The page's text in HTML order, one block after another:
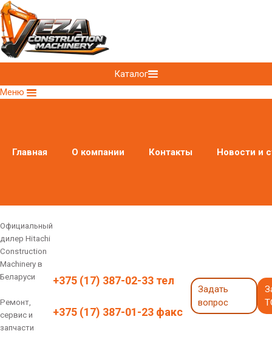
Каталог
Меню
Главная О компании Контакты Новости и
Официальный
дилер Hitachi
Construction
Machinery в
Беларуси
Ремонт,
сервис и
запчасти
+375 (17) 387-02-33 тел
+375 (17) 387-01-23 факс
Задать
вопрос